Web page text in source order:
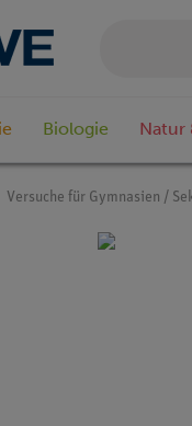
Biologie Natur
Versuche für Gymnasien /